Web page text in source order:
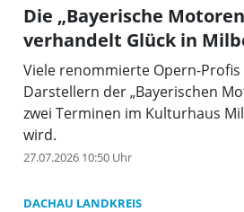
Die „Bayerische
verhandelt Glück in
Viele renommierte Opern-
Darstellern der „Bayerischen
zwei Terminen im Kulturhaus
wird.
27.07.2026 10:50 Uhr
DACHAU LANDKREIS